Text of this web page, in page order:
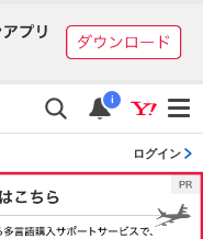
i
ログイン